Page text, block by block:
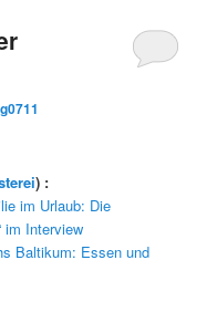
) :
im Urlaub: Die
im Interview
Baltikum: Essen und